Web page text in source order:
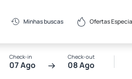
Minhas buscas Ofertas
Check-in
07 Ago
Check-out
08 Ago